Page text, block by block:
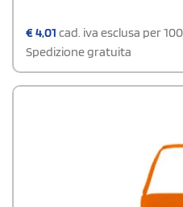
€4,01 cad. iva esclusa per
Spedizione gratuita